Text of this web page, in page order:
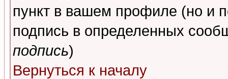
пункт в вашем профиле (но и
подпись в определенных
подпись)
Вернуться к началу